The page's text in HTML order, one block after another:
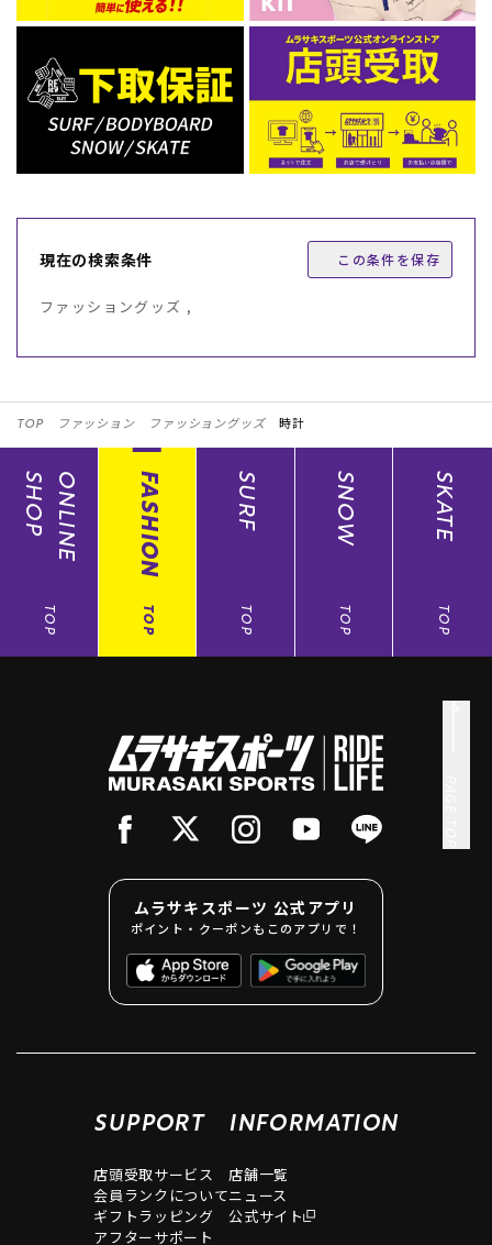
現在の検索条件 この条件を保存
ファッショングッズ ,
TOP ファッション ファッショングッズ 時計
ONLINE
SHOP
TOP
FASHION
TOP
SURF
TOP
SNOW
TOP
SKATE
TOP
ムラサキスポーツ 公式アプリ
ポイント・クーポンもこのアプリで！
SUPPORT
店頭受取サービス
会員ランクについて
ギフトラッピング
アフターサポート
INFORMATION
店舗一覧
ニュース
公式サイト